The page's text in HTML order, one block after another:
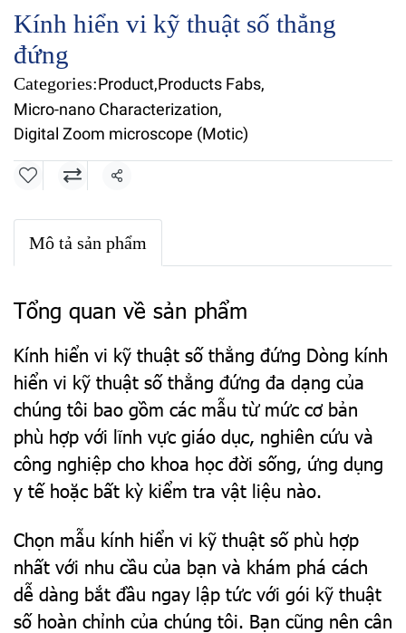
Kính hiển vi kỹ thuật số thẳng
đứng
Categories:Product,Products Fabs,
Micro-nano Characterization,
Digital Zoom microscope (Motic)
Share
Mô tả sản phẩm
Tổng quan về sản phẩm
Kính hiển vi kỹ thuật số thẳng đứng Dòng kính
hiển vi kỹ thuật số thẳng đứng đa dạng của
chúng tôi bao gồm các mẫu từ mức cơ bản
phù hợp với lĩnh vực giáo dục, nghiên cứu và
công nghiệp cho khoa học đời sống, ứng dụng
y tế hoặc bất kỳ kiểm tra vật liệu nào.
Chọn mẫu kính hiển vi kỹ thuật số phù hợp
nhất với nhu cầu của bạn và khám phá cách
dễ dàng bắt đầu ngay lập tức với gói kỹ thuật
số hoàn chỉnh của chúng tôi. Bạn cũng nên cân